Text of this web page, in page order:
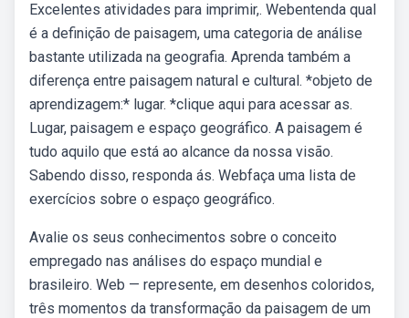
Excelentes atividades para imprimir,. Webentenda qual
é a definição de paisagem, uma categoria de análise
bastante utilizada na geografia. Aprenda também a
diferença entre paisagem natural e cultural. *objeto de
aprendizagem:* lugar. *clique aqui para acessar as.
Lugar, paisagem e espaço geográfico. A paisagem é
tudo aquilo que está ao alcance da nossa visão.
Sabendo disso, responda ás. Webfaça uma lista de
exercícios sobre o espaço geográfico.
Avalie os seus conhecimentos sobre o conceito
empregado nas análises do espaço mundial e
brasileiro. Web — represente, em desenhos coloridos,
três momentos da transformação da paisagem de um